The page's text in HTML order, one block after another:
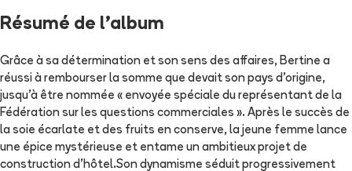
Résumé de l'album
Grâce à sa détermination et son sens des affaires, Bertine a
réussi à rembourser la somme que devait son pays d’origine,
jusqu’à être nommée « envoyée spéciale du représentant de la
Fédération sur les questions commerciales ». Après le succès de
la soie écarlate et des fruits en conserve, la jeune femme lance
une épice mystérieuse et entame un ambitieux projet de
construction d'hôtel.Son dynamisme séduit progressivement